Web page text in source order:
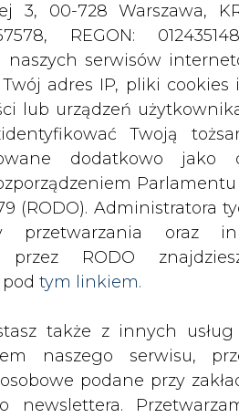
ZMIANY KADROWE NA
3, 00-728 Warszawa,
REGON:
naszych serwisów
adres IP, pliki
lub urządzeń
Twoją
dodatkowo jako
(RODO). Administratora
przetwarzania oraz
przez RODO
tym linkiem.
także z innych
naszego serwisu,
podane przy
newslettera.
drukuj skomentuj